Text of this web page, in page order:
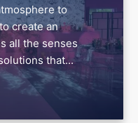
to
create an
all the senses
that...